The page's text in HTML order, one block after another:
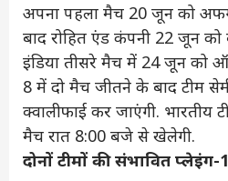
अपना पहला मैच 20 जून को
बाद रोहित एंड कंपनी 22 जून को
इंडिया तीसरे मैच में 24 जून को
8 में दो मैच जीतने के बाद टीम
क्वालीफाई कर जाएंगी. भारतीय
मैच रात 8:00 बजे से खेलेगी.
दोनों टीमों की संभावित प्लेइंग-